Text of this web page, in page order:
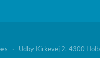
· Udby Kirkevej 2, 4300